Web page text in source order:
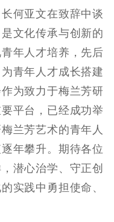
作品著作权
登记服务
文艺创作
服务管理
新闻发布工作备
案管理系统
政工继续教育学
习平台
务申报系统
何亚文在致辞中谈
文化传承与创新的
年人才培养，先后
青年人才成长搭建
为致力于梅兰芳研
平台，已经成功举
兰芳艺术的青年人
年攀升。期待各位
潜心治学、守正创
实践中勇担使命、